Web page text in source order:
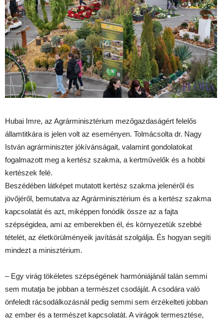
Hubai Imre, az Agrárminisztérium mezőgazdaságért felelős
államtitkára is jelen volt az eseményen. Tolmácsolta dr. Nagy
István agrárminiszter jókívánságait, valamint gondolatokat
fogalmazott meg a kertész szakma, a kertművelők és a hobbi
kertészek felé.
Beszédében látképet mutatott kertész szakma jelenéről és
jövőjéről, bemutatva az Agrárminisztérium és a kertész szakma
kapcsolatát és azt, miképpen fonódik össze az a fajta
szépségidea, ami az emberekben él, és környezetük szebbé
tételét, az életkörülményeik javítását szolgálja. És hogyan segíti
mindezt a minisztérium.
– Egy virág tökéletes szépségének harmóniájánál talán semmi
sem mutatja be jobban a természet csodáját. A csodára való
önfeledt rácsodálkozásnál pedig semmi sem érzékelteti jobban
az ember és a természet kapcsolatát. A virágok termesztése,